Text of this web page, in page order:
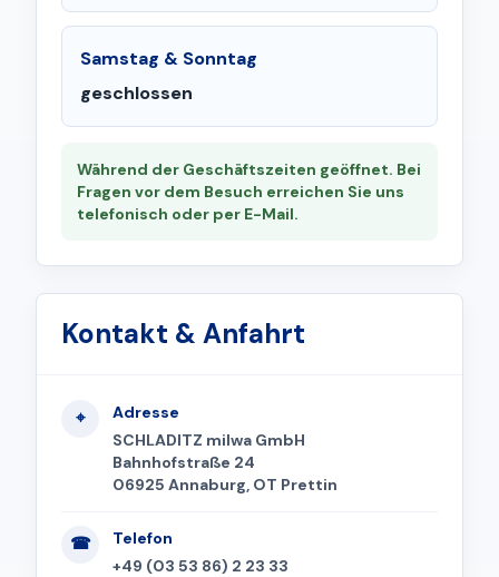
Samstag & Sonntag
geschlossen
Während der Geschäftszeiten geöffnet. Bei
Fragen vor dem Besuch erreichen Sie uns
telefonisch oder per E-Mail.
Kontakt & Anfahrt
⌖
Adresse
SCHLADITZ milwa GmbH
Bahnhofstraße 24
06925 Annaburg, OT Prettin
☎
Telefon
+49 (03 53 86) 2 23 33